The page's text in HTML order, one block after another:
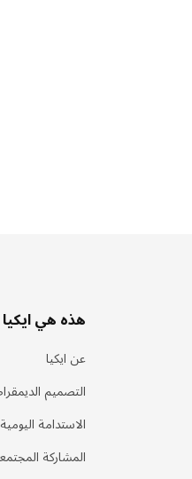
هذه هي ايكيا
عن ايكيا
التصميم
الاستدامة اليومية
المشاركة